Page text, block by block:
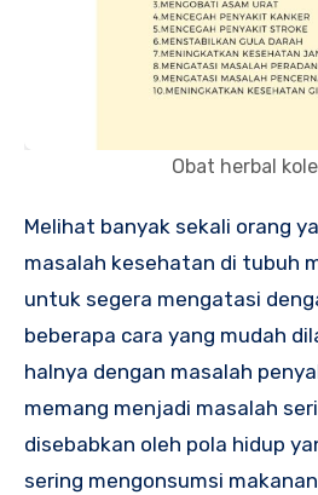
Obat herbal
Melihat banyak sekali orang yang mengalami
masalah kesehatan di tubuh
untuk segera mengatasi
beberapa cara yang mudah
halnya dengan masalah
memang menjadi masalah
disebabkan oleh pola hidup
sering mengonsumsi